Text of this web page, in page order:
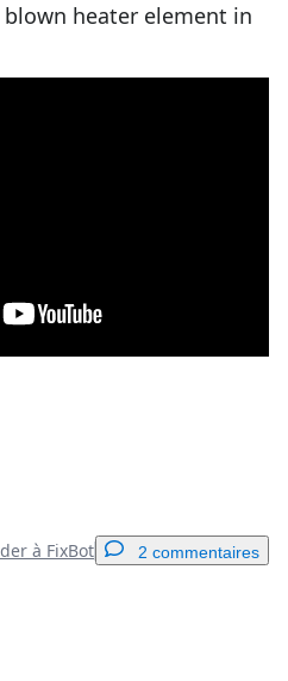
heater element in
à FixBot 2 commentaires